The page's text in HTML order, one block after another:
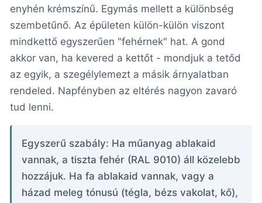
enyhén krémszínű. Egymás mellett a különbség
szembetűnő. Az épületen külön-külön viszont
mindkettő egyszerűen "fehérnek" hat. A gond
akkor van, ha kevered a kettőt - mondjuk a tetőd
az egyik, a szegélylemezt a másik árnyalatban
rendeled. Napfényben az eltérés nagyon zavaró
tud lenni.
Egyszerű szabály: Ha műanyag ablakaid
vannak, a tiszta fehér (RAL 9010) áll közelebb
hozzájuk. Ha fa ablakaid vannak, vagy a
házad meleg tónusú (tégla, bézs vakolat, kő),